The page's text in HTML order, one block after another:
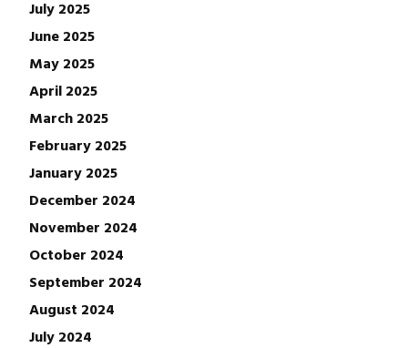
July 2025
June 2025
May 2025
April 2025
March 2025
February 2025
January 2025
December 2024
November 2024
October 2024
September 2024
August 2024
July 2024